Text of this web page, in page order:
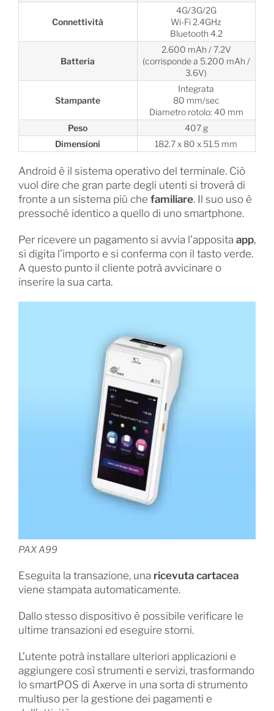
Connettività
4G/3G/2G
Wi-Fi 2.4GHz
Bluetooth 4.2
Batteria
2.600 mAh / 7.2V
(corrisponde a 5.200 mAh /
3.6V)
Stampante
Integrata
80 mm/sec
Diametro rotolo: 40 mm
Peso
407 g
Dimensioni
182.7 x 80 x 51.5 mm
Android è il sistema operativo del terminale. Ciò
vuol dire che gran parte degli utenti si troverà di
fronte a un sistema più che familiare. Il suo uso è
pressoché identico a quello di uno smartphone.
Per ricevere un pagamento si avvia l’apposita app,
si digita l’importo e si conferma con il tasto verde.
A questo punto il cliente potrà avvicinare o
inserire la sua carta.
PAX A99
Eseguita la transazione, una ricevuta cartacea
viene stampata automaticamente.
Dallo stesso dispositivo è possibile verificare le
ultime transazioni ed eseguire storni.
L’utente potrà installare ulteriori applicazioni e
aggiungere così strumenti e servizi, trasformando
lo smartPOS di Axerve in una sorta di strumento
multiuso per la gestione dei pagamenti e